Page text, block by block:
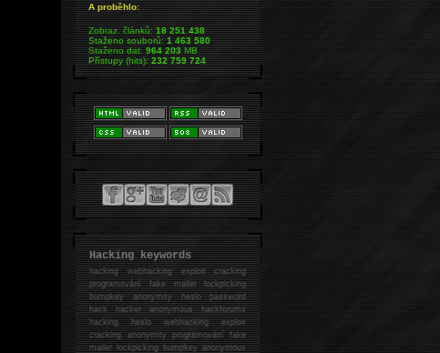
A proběhlo:
Zobraz. článků:18 251 438
Staženo souborů:1 463 580
Staženo dat:964 203MB
Přístupy (hits):232 759 724
Hacking keywords
hackingwebhacking exploit cracking
programování fake mailer lockpicking
bumpkey anonymity heslo password
hackhacker anonymous hackforums
hackingheslo webhacking exploit
cracking anonymity programování fake
mailer lockpicking bumpkey anonymous